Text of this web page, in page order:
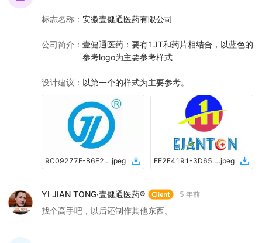
标志名称 ： 安徽壹健通医药有限公司
公司简介 ： 壹健通医药：要有1JT和药片相结合，以蓝色的
参考logo为主要参考样式
设计建议 ： 以第一个的样式为主要参考。
9C09277F-B6F2-41AF-A4EA-7CF97FE40417.jpeg EE2F4191-3D65-48B5-9AD0-112FFD62CA93 .jpeg
YI JIAN TONG·壹健通医药® 5 年前
找个高手吧，以后还制作其他东西。